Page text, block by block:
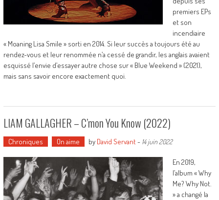
premiers EPs
et son
incendiaire
« Moaning Lisa Smile » sorti en 2014. Si leur succès a toujours été au
rendez-vous et leur renommée n’a cessé de grandir, les anglais avaient
esquissé l’envie d’essayer autre chose sur « Blue Weekend » (2021),
mais sans savoir encore exactement quoi.
LIAM GALLAGHER – C’mon You Know (2022)
Chroniques On aime by David Servant- 14 juin 2022
En 2019,
l’album « Why
Me? Why Not.
» a changé la